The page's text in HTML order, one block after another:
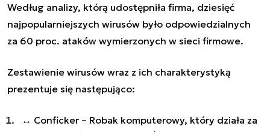
Według analizy, którą udostępniła firma, dziesięć
najpopularniejszych wirusów było odpowiedzialnych
za 60 proc. ataków wymierzonych w sieci firmowe.
Zestawienie wirusów wraz z ich charakterystyką
prezentuje się następująco:
↔ Conficker – Robak komputerowy, który działa za